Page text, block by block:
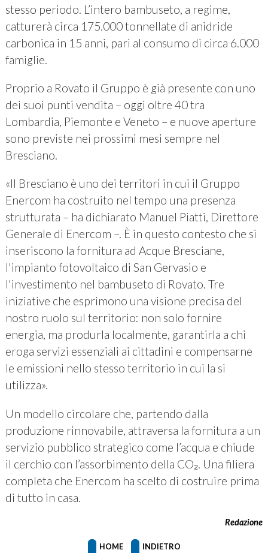
stesso periodo. L’intero bambuseto, a regime,
catturerà circa 175.000 tonnellate di anidride
carbonica in 15 anni, pari al consumo di circa 6.000
famiglie.
Proprio a Rovato il Gruppo è già presente con uno
dei suoi punti vendita – oggi oltre 40 tra
Lombardia, Piemonte e Veneto – e nuove aperture
sono previste nei prossimi mesi sempre nel
Bresciano.
«Il Bresciano è uno dei territori in cui il Gruppo
Enercom ha costruito nel tempo una presenza
strutturata – ha dichiarato Manuel Piatti, Direttore
Generale di Enercom –. È in questo contesto che si
inseriscono la fornitura ad Acque Bresciane,
l'impianto fotovoltaico di San Gervasio e
l'investimento nel bambuseto di Rovato. Tre
iniziative che esprimono una visione precisa del
nostro ruolo sul territorio: non solo fornire
energia, ma produrla localmente, garantirla a chi
eroga servizi essenziali ai cittadini e compensarne
le emissioni nello stesso territorio in cui la si
utilizza».
Un modello circolare che, partendo dalla
produzione rinnovabile, attraversa la fornitura a un
servizio pubblico strategico come l’acqua e chiude
il cerchio con l’assorbimento della CO₂. Una filiera
completa che Enercom ha scelto di costruire prima
di tutto in casa.
Redazione
HOME INDIETRO